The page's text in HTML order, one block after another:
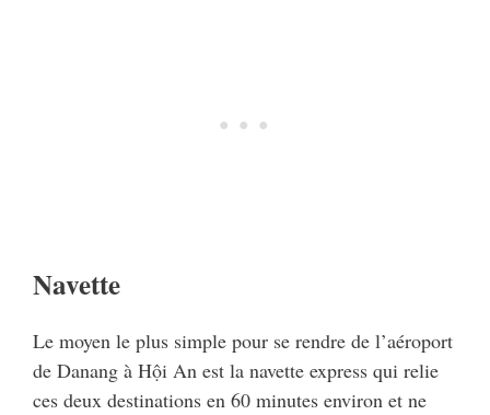
Navette
Le moyen le plus simple pour se rendre de l’aéroport
de Danang à Hội An est la navette express qui relie
ces deux destinations en 60 minutes environ et ne